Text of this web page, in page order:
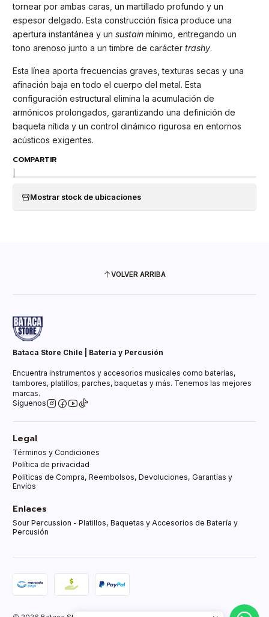
tornear por ambas caras, un martillado profundo y un
espesor delgado. Esta construcción física produce una
apertura instantánea y un sustain mínimo, entregando un
tono arenoso junto a un timbre de carácter trashy.
Esta línea aporta frecuencias graves, texturas secas y una
afinación baja en todo el cuerpo del metal. Esta
configuración estructural elimina la acumulación de
armónicos prolongados, garantizando una definición de
baqueta nítida y un control dinámico rigurosa en entornos
acústicos exigentes.
COMPARTIR
Mostrar stock de ubicaciones
VOLVER ARRIBA
Bataca Store Chile | Batería y Percusión
Encuentra instrumentos y accesorios musicales como baterías,
tambores, platillos, parches, baquetas y más. Tenemos las mejores
marcas.
Síguenos
Legal
Términos y Condiciones
Política de privacidad
Políticas de Compra, Reembolsos, Devoluciones, Garantías y
Envíos
Enlaces
Sour Percussion - Platillos, Baquetas y Accesorios de Batería y
Percusión